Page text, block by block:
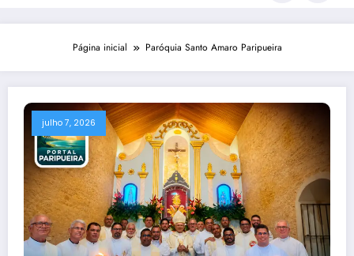
Página inicial Paróquia Santo Amaro Paripueira
julho 7, 2026